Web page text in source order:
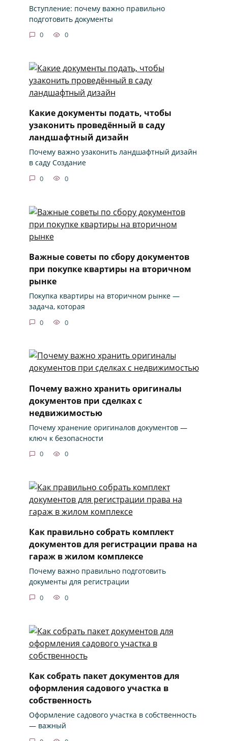
Вступление: почему важно правильно
подготовить документы
0 0
Какие документы подать, чтобы
узаконить проведённый в саду
ландшафтный дизайн
Почему важно узаконить ландшафтный дизайн
в саду Создание
0 0
Важные советы по сбору документов
при покупке квартиры на вторичном
рынке
Покупка квартиры на вторичном рынке —
задача, которая
0 0
Почему важно хранить оригиналы
документов при сделках с
недвижимостью
Почему хранение оригиналов документов —
ключ к безопасности
0 0
Как правильно собрать комплект
документов для регистрации права на
гараж в жилом комплексе
Почему важно правильно подготовить
документы для регистрации
0 0
Как собрать пакет документов для
оформления садового участка в
собственность
Оформление садового участка в собственность
— важный